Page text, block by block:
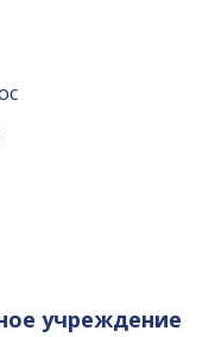
учреждение